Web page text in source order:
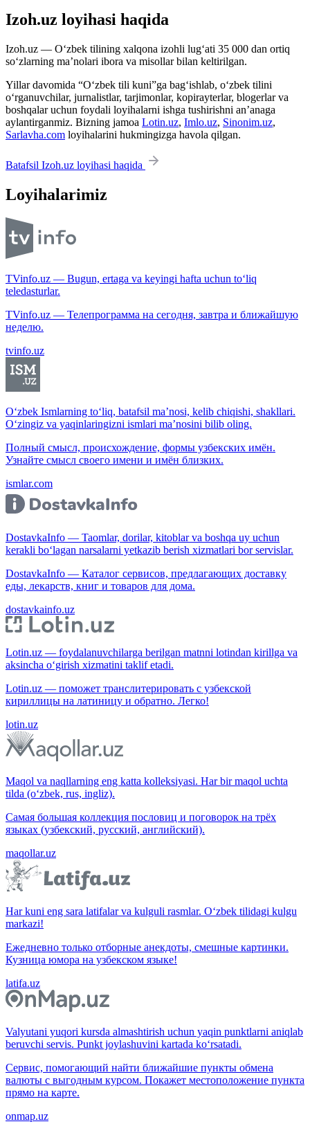
Izoh.uz loyihasi haqida
Izoh.uz — O‘zbek tilining xalqona izohli lug‘ati 35 000 dan ortiq
so‘zlarning ma’nolari ibora va misollar bilan keltirilgan.
Yillar davomida “O‘zbek tili kuni”ga bag‘ishlab, o‘zbek tilini
o‘rganuvchilar, jurnalistlar, tarjimonlar, kopirayterlar, blogerlar va
boshqalar uchun foydali loyihalarni ishga tushirishni an’anaga
aylantirganmiz. Bizning jamoa Lotin.uz, Imlo.uz, Sinonim.uz,
Sarlavha.com loyihalarini hukmingizga havola qilgan.
Batafsil Izoh.uz loyihasi haqida
Loyihalarimiz
TVinfo.uz — Bugun, ertaga va keyingi hafta uchun to‘liq
teledasturlar.
TVinfo.uz — Телепрограмма на сегодня, завтра и ближайшую
неделю.
tvinfo.uz
O‘zbek Ismlarning to‘liq, batafsil ma’nosi, kelib chiqishi, shakllari.
O‘zingiz va yaqinlaringizni ismlari ma’nosini bilib oling.
Полный смысл, происхождение, формы узбекских имён.
Узнайте смысл своего имени и имён близких.
ismlar.com
DostavkaInfo — Taomlar, dorilar, kitoblar va boshqa uy uchun
kerakli bo‘lagan narsalarni yetkazib berish xizmatlari bor servislar.
DostavkaInfo — Каталог сервисов, предлагающих доставку
еды, лекарств, книг и товаров для дома.
dostavkainfo.uz
Lotin.uz — foydalanuvchilarga berilgan matnni lotindan kirillga va
aksincha o‘girish xizmatini taklif etadi.
Lotin.uz — поможет транслитерировать с узбекской
кириллицы на латиницу и обратно. Легко!
lotin.uz
Maqol va naqllarning eng katta kolleksiyasi. Har bir maqol uchta
tilda (o‘zbek, rus, ingliz).
Самая большая коллекция пословиц и поговорок на трёх
языках (узбекский, русский, английский).
maqollar.uz
Har kuni eng sara latifalar va kulguli rasmlar. O‘zbek tilidagi kulgu
markazi!
Ежедневно только отборные анекдоты, смешные картинки.
Кузница юмора на узбекском языке!
latifa.uz
Valyutani yuqori kursda almashtirish uchun yaqin punktlarni aniqlab
beruvchi servis. Punkt joylashuvini kartada ko‘rsatadi.
Сервис, помогающий найти ближайшие пункты обмена
валюты с выгодным курсом. Покажет местоположение пункта
прямо на карте.
onmap.uz